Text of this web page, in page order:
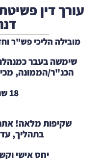
עורך דין
מובילה הליכי פש"ר
שימשה בעבר
הכנ"ר/הממונה,
18 שנות ניסיון
שקיפות מלאה!
בתהליך,
יחס אישי